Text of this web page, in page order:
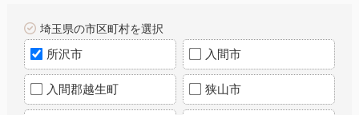
埼玉県の市区町村を選択
所沢市 入間市
入間郡越生町 狭山市